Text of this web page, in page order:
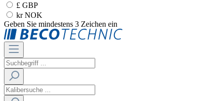
£ GBP
kr NOK
Geben Sie mindestens 3 Zeichen ein